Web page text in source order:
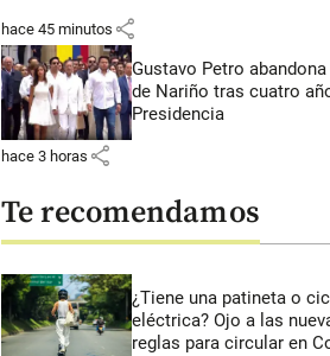
hace 45 minutos share
Gustavo Petro
de Nariño tras cuatro
Presidencia
hace 3 horas share
Te recomendamos
¿Tiene una patineta o
eléctrica? Ojo a las
reglas para circular en